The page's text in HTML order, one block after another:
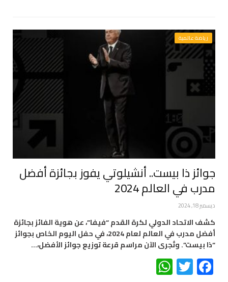
رياضة عالمية
جوائز ذا بيست.. أنشيلوتي يفوز بجائزة أفضل
مدرب في العالم 2024
ديسمبر 18, 2024
كشف الاتحاد الدولي لكرة القدم “فيفا”، عن هوية الفائز بجائزة
أفضل مدرب في العالم لعام 2024، في حفل اليوم الخاص بجوائز
“ذا بيست”. وتُجرى الآن مراسم قرعة توزيع جوائز الأفضل،…
Facebook
Twitter